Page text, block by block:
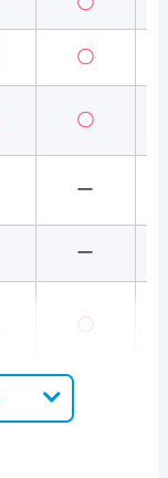
〇
〇
ー
ー
〇